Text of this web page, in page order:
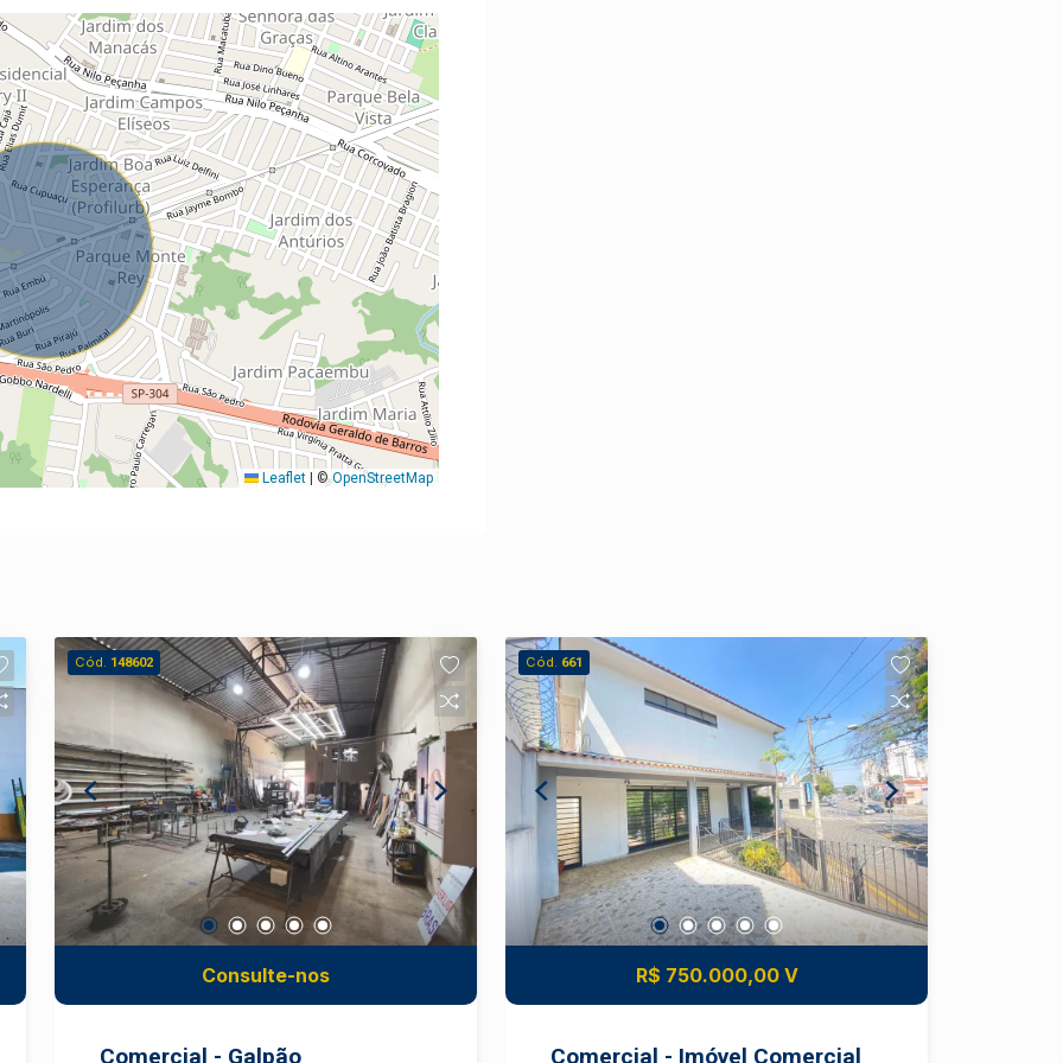
Leaflet | ©OpenStreetMap
Cód. 148602
Consulte-nos
Comercial - Galpão
Cód. 661
R$ 750.000,00 V
Comercial - Imóvel Comercial